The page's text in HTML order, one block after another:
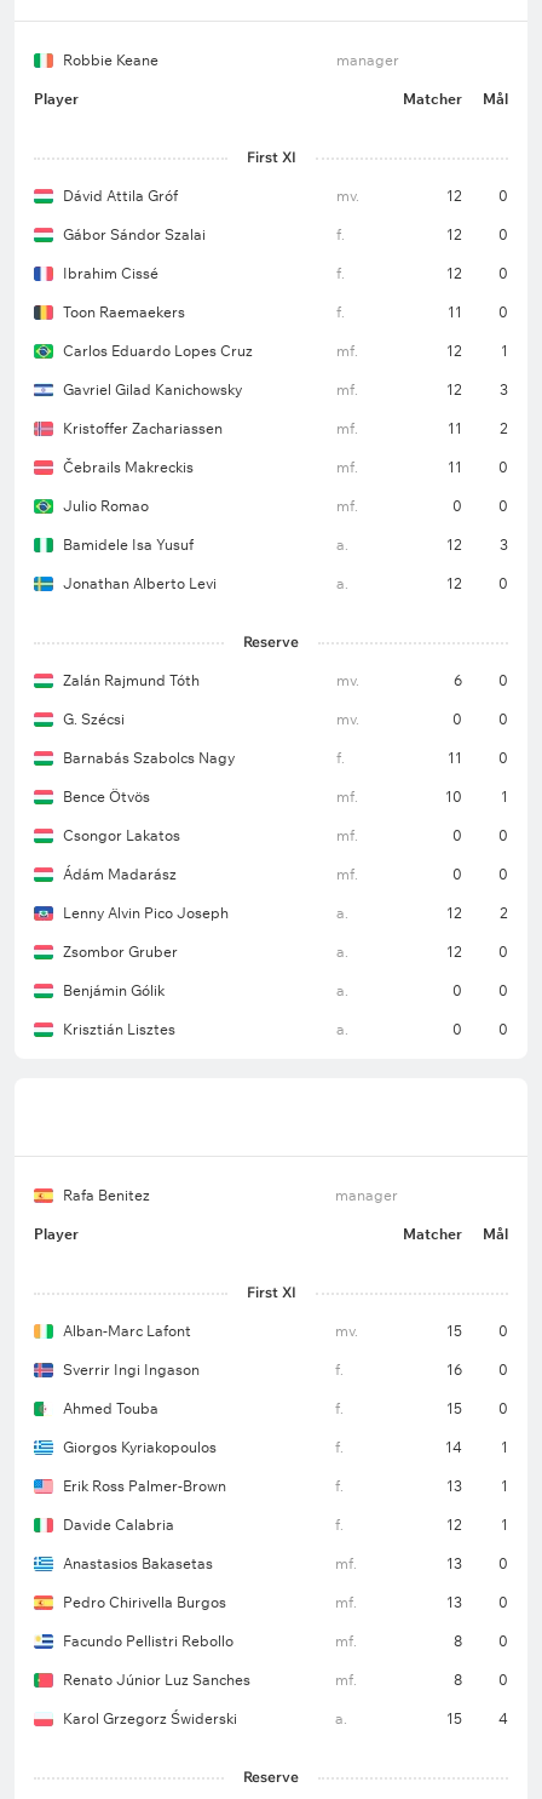
Robbie Keane manager
Player Matcher Mål
First XI
Dávid Attila Gróf mv. 12 0
Gábor Sándor Szalai f. 12 0
Ibrahim Cissé f. 12 0
Toon Raemaekers f. 11 0
Carlos Eduardo Lopes Cruz mf. 12 1
Gavriel Gilad Kanichowsky mf. 12 3
Kristoffer Zachariassen mf. 11 2
Čebrails Makreckis mf. 11 0
Julio Romao mf. 0 0
Bamidele Isa Yusuf a. 12 3
Jonathan Alberto Levi a. 12 0
Reserve
Zalán Rajmund Tóth mv. 6 0
G. Szécsi mv. 0 0
Barnabás Szabolcs Nagy f. 11 0
Bence Ötvös mf. 10 1
Csongor Lakatos mf. 0 0
Ádám Madarász mf. 0 0
Lenny Alvin Pico Joseph a. 12 2
Zsombor Gruber a. 12 0
Benjámin Gólik a. 0 0
Krisztián Lisztes a. 0 0
Rafa Benitez manager
Player Matcher Mål
First XI
Alban-Marc Lafont mv. 15 0
Sverrir Ingi Ingason f. 16 0
Ahmed Touba f. 15 0
Giorgos Kyriakopoulos f. 14 1
Erik Ross Palmer-Brown f. 13 1
Davide Calabria f. 12 1
Anastasios Bakasetas mf. 13 0
Pedro Chirivella Burgos mf. 13 0
Facundo Pellistri Rebollo mf. 8 0
Renato Júnior Luz Sanches mf. 8 0
Karol Grzegorz Świderski a. 15 4
Reserve